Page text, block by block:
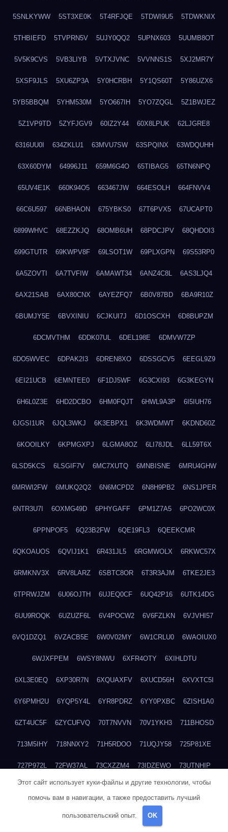
5SNLKYWW 5ST3XE0K 5T4RFJQE 5TDWI9U5 5TDWKNIX
5THBIEFD 5TVPRN5V 5UJY0QQ2 5UPNX603 5UUMB8OT
5V5K9CVS 5VB3LIYB 5VTXJVNC 5VVNNS1S 5XJ2MR7Y
5XSF9JLS 5XU6ZP3A 5Y0HCRBH 5Y1QS60T 5Y86UZX6
5YB5BBQM 5YHM530M 5YO667IH 5YO7ZQGL 5Z1BWJEZ
5Z1VP9TD 5ZYFJGV9 60IZ2Y44 60X8LPUK 62LJGRE8
6316UU0I 634ZKLU1 63MVU7SW 63SPQINX 63WDQUHH
63X60DYM 64996J11 659M6G4O 65TIBAG5 65TN6NPQ
65UV4E1K 660K94O5 663467JW 664ESOLH 664FNVV4
66C6U597 66NBHAON 675YBKS0 67T6PVX5 67UCAPT0
6899WHVC 68EZZKJQ 68OMB6UH 68PDCJPV 68QHDOI3
699GTUTR 69KWPV8F 69LSOT1W 69PLXGPN 69S53RP0
6A5ZOVTI 6A7TVFIW 6AMAWT34 6ANZ4C8L 6AS3LJQ4
6AX21SAB 6AX80CNX 6AYEZFQ7 6B0V87BD 6BA9R10Z
6BUMJY5E 6BVXINIU 6CJKUI7J 6D1OSCXH 6D8BUPZM
6DCMVTHM 6DDK07UL 6DEL198E 6DMVW7ZP
6DO5WVEC 6DPAK2I3 6DREN8XO 6DSSGCV5 6EEGL9Z9
6EI21UCB 6EMNTEE0 6F1DJ5WF 6G3CXI93 6G3KEGYN
6H6L0Z3E 6HD2DCBO 6HM0FQJT 6HWL9A3P 6I5IUH76
6JGSI1UR 6JQL3WKJ 6K3EBPX1 6K3WDMWT 6KDND60Z
6KOOILKY 6KPMGXPJ 6LGMA8OZ 6LI78JDL 6LL59T6X
6LSD5KCS 6LSGIF7V 6MC7XUTQ 6MNBISNE 6MRU4GHW
6MRWI2FW 6MUKQ2Q2 6N6MCPD2 6N8H9PB2 6NS1JPER
6NTR3U7I 6OXMG49D 6PHYGAFF 6PM1Z7A5 6PO2WC0X
6PPNPOF5 6Q23B2FW 6QE19FL3 6QEEKCMR
6QKOAUOS 6QVIJ1K1 6R431JL5 6RGMWOLX 6RKWC57X
6RMKNV3X 6RV8LARZ 6SBTC8OR 6T3R3AJM 6TKE2JE3
6TPRWJZM 6U06OJTH 6UJEQ0CF 6UQ42P16 6UTK14DG
6UU9ROQK 6UZUZF6L 6V4POCW2 6V6FZLKN 6VJVHI57
6VQ1DZQ1 6VZACB5E 6W0V02MY 6W1CRLU0 6WAOIUX0
6WJXFPEM 6WSY8NWU 6XFR4OTY 6XIHLDTU
6XL3E0EQ 6XP30R7N 6XQUAXFV 6XUCD56H 6XVXTC5I
6Y6PMH2U 6YQP5Y4L 6YR8PDRZ 6YY0PXBC 6ZISH1A0
6ZT4UC5F 6ZYCUFVQ 70T7NVVN 70V1YKH3 711BHOSD
713M5IHY 718NNXY2 71H5RDOO 71UQJY58 725P81XE
727P972L 72FW37AL 73CXZZM4 73IDZEWO 73UTNHIP
73VKAF4E 740HGIUK 745ACL1O 74DPJX4S 74DVDXRM
76BJGQ4F
Этот сайт использует куки-файлы и другие технологии, чтобы
помочь вам в навигации, а также предоставить лучший
пользовательский опыт. OK